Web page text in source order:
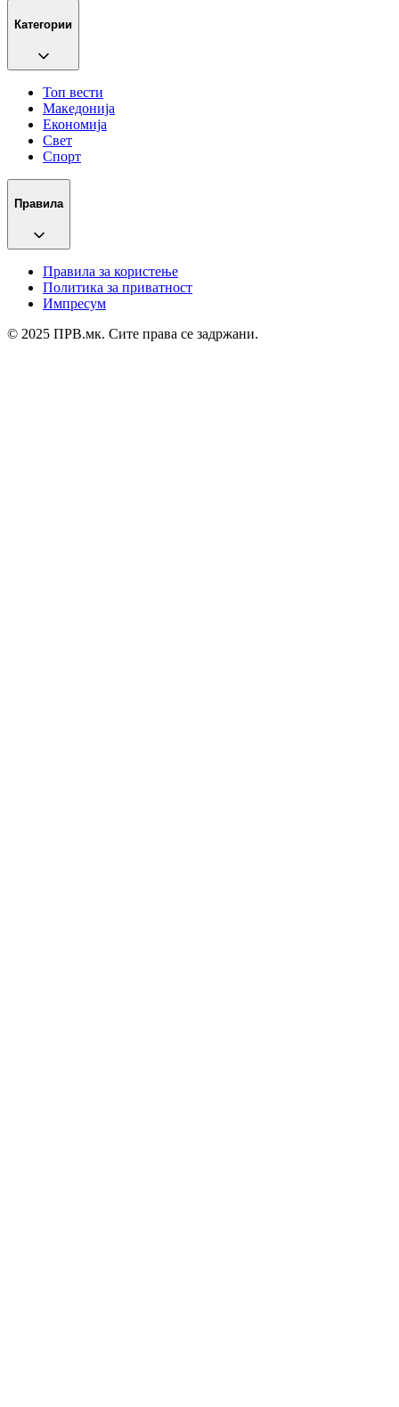
Категории
Топ вести
Македонија
Економија
Свет
Спорт
Правила
Правила за користење
Политика за приватност
Импресум
© 2025 ПРВ.мк. Сите права се задржани.